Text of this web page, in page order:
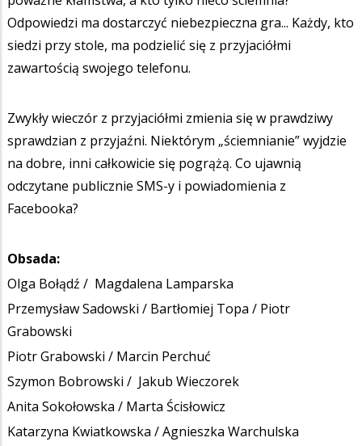
Odpowiedzi ma dostarczyć niebezpieczna gra... Każdy, kto
siedzi przy stole, ma podzielić się z przyjaciółmi
zawartością swojego telefonu.
Zwykły wieczór z przyjaciółmi zmienia się w prawdziwy
sprawdzian z przyjaźni. Niektórym „ściemnianie” wyjdzie
na dobre, inni całkowicie się pogrążą. Co ujawnią
odczytane publicznie SMS-y i powiadomienia z
Facebooka?
Obsada:
Olga Bołądź / Magdalena Lamparska
Przemysław Sadowski / Bartłomiej Topa / Piotr
Grabowski
Piotr Grabowski / Marcin Perchuć
Szymon Bobrowski / Jakub Wieczorek
Anita Sokołowska / Marta Ścisłowicz
Katarzyna Kwiatkowska /Agnieszka Warchulska